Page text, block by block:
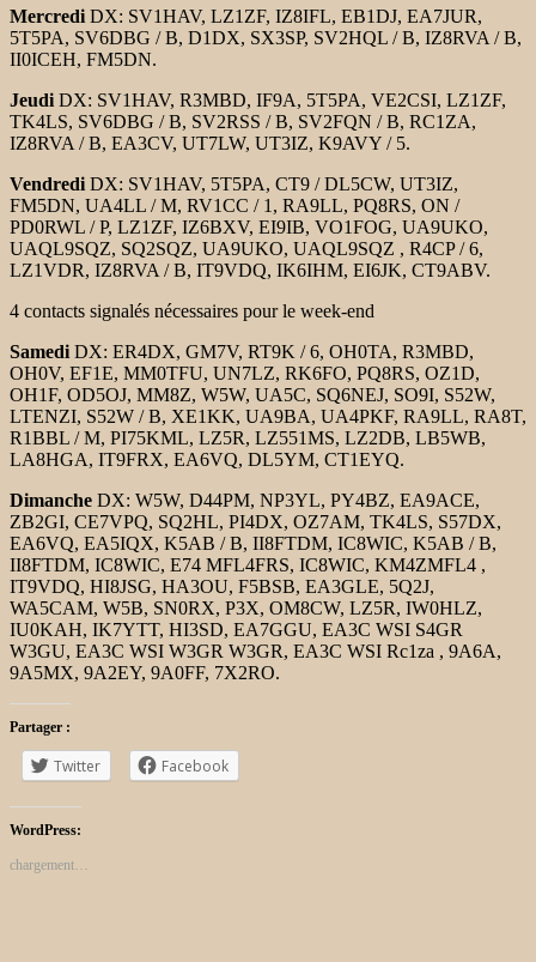
Mercredi DX: SV1HAV, LZ1ZF, IZ8IFL, EB1DJ, EA7JUR,
5T5PA, SV6DBG / B, D1DX, SX3SP, SV2HQL / B, IZ8RVA / B,
II0ICEH, FM5DN.
Jeudi DX: SV1HAV, R3MBD, IF9A, 5T5PA, VE2CSI, LZ1ZF,
TK4LS, SV6DBG / B, SV2RSS / B, SV2FQN / B, RC1ZA,
IZ8RVA / B, EA3CV, UT7LW, UT3IZ, K9AVY / 5.
Vendredi DX: SV1HAV, 5T5PA, CT9 / DL5CW, UT3IZ,
FM5DN, UA4LL / M, RV1CC / 1, RA9LL, PQ8RS, ON /
PD0RWL / P, LZ1ZF, IZ6BXV, EI9IB, VO1FOG, UA9UKO,
UAQL9SQZ, SQ2SQZ, UA9UKO, UAQL9SQZ , R4CP / 6,
LZ1VDR, IZ8RVA / B, IT9VDQ, IK6IHM, EI6JK, CT9ABV.
4 contacts signalés nécessaires pour le week-end
Samedi DX: ER4DX, GM7V, RT9K / 6, OH0TA, R3MBD,
OH0V, EF1E, MM0TFU, UN7LZ, RK6FO, PQ8RS, OZ1D,
OH1F, OD5OJ, MM8Z, W5W, UA5C, SQ6NEJ, SO9I, S52W,
LTENZI, S52W / B, XE1KK, UA9BA, UA4PKF, RA9LL, RA8T,
R1BBL / M, PI75KML, LZ5R, LZ551MS, LZ2DB, LB5WB,
LA8HGA, IT9FRX, EA6VQ, DL5YM, CT1EYQ.
Dimanche DX: W5W, D44PM, NP3YL, PY4BZ, EA9ACE,
ZB2GI, CE7VPQ, SQ2HL, PI4DX, OZ7AM, TK4LS, S57DX,
EA6VQ, EA5IQX, K5AB / B, II8FTDM, IC8WIC, K5AB / B,
II8FTDM, IC8WIC, E74 MFL4FRS, IC8WIC, KM4ZMFL4 ,
IT9VDQ, HI8JSG, HA3OU, F5BSB, EA3GLE, 5Q2J,
WA5CAM, W5B, SN0RX, P3X, OM8CW, LZ5R, IW0HLZ,
IU0KAH, IK7YTT, HI3SD, EA7GGU, EA3C WSI S4GR
W3GU, EA3C WSI W3GR W3GR, EA3C WSI Rc1za , 9A6A,
9A5MX, 9A2EY, 9A0FF, 7X2RO.
Partager :
Twitter Facebook
WordPress:
chargement…